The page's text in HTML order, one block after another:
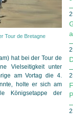
Tour de Bretagne
hat bei der Tour de
Vielseitigkeit unter
am Vortag die 4.
holte er sich am
Königsetappe der